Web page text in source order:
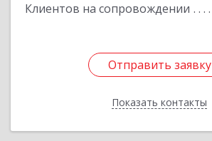
Клиентов на сопровождении
Отправить заявку
Показать контакты
Отправить заявку
Назад